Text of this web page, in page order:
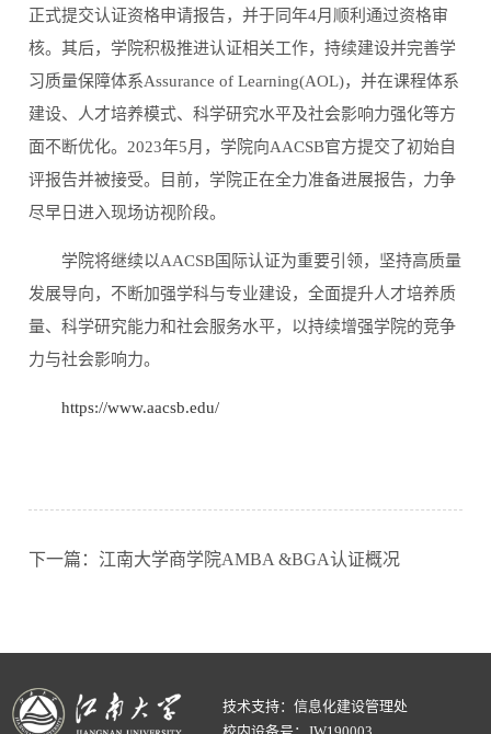
正式提交认证资格申请报告，并于同年4月顺利通过资格审
核。其后，学院积极推进认证相关工作，持续建设并完善学
习质量保障体系Assurance of Learning(AOL)，并在课程体系
建设、人才培养模式、科学研究水平及社会影响力强化等方
面不断优化。2023年5月，学院向AACSB官方提交了初始自
评报告并被接受。目前，学院正在全力准备进展报告，力争
尽早日进入现场访视阶段。
学院将继续以AACSB国际认证为重要引领，坚持高质量
发展导向，不断加强学科与专业建设，全面提升人才培养质
量、科学研究能力和社会服务水平，以持续增强学院的竞争
力与社会影响力。
https://www.aacsb.edu/
下一篇：江南大学商学院AMBA &BGA认证概况
技术支持：信息化建设管理处